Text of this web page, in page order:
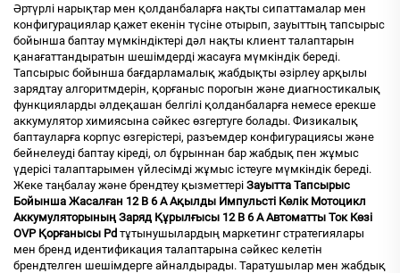
Әртүрлі нарықтар мен қолданбаларға нақты сипаттамалар мен
конфигурациялар қажет екенін түсіне отырып, зауыттың тапсырыс
бойынша баптау мүмкіндіктері дәл нақты клиент талаптарын
қанағаттандыратын шешімдерді жасауға мүмкіндік береді.
Тапсырыс бойынша бағдарламалық жабдықты әзірлеу арқылы
зарядтау алгоритмдерін, қорғаныс порогын және диагностикалық
функцияларды әлдеқашан белгілі қолданбаларға немесе ерекше
аккумулятор химиясына сәйкес өзгертуге болады. Физикалық
баптауларға корпус өзгерістері, разъемдер конфигурациясы және
бейнелеуді баптау кіреді, ол бұрыннан бар жабдық пен жұмыс
үдерісі талаптарымен үйлесімді жұмыс істеуге мүмкіндік береді.
Жеке таңбалау және брендтеу қызметтері Зауытта Тапсырыс
Бойынша Жасалған 12 В 6 А Ақылды Импульсті Көлік Мотоцикл
Аккумуляторының Заряд Құрылғысы 12 В 6 А Автоматты Ток Көзі
OVP Қорғанысы Pd тұтынушылардың маркетинг стратегиялары
мен бренд идентификация талаптарына сәйкес келетін
брендтелген шешімдерге айналдырады. Таратушылар мен жабдық